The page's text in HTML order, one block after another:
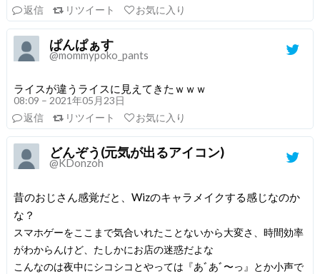
返信
リツイート お気に入り
ぱんぱぁす
@mommypoko_pants
ライスが違うライスに見えてきたｗｗｗ
08:09 – 2021年05月23日
返信
リツイート お気に入り
どんぞう(元気が出るアイコン)
@KDonzoh
昔のおじさん感覚だと、Wizのキャラメイクする感じなのか
な？
スマホゲーをここまで気合いれたことないから大変さ、時間効率
がわからんけど、たしかにお店の迷惑だよな
こんなのは夜中にシコシコとやっては『あﾞあﾞ〜っ』とか小声で